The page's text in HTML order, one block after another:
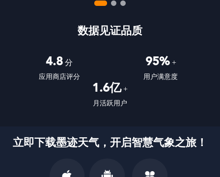
数据见证品质
4.8 分
应用商店评分
95%+
用户满意度
1.6亿+
月活跃用户
立即下载墨迹天气，开启智慧气象之旅！